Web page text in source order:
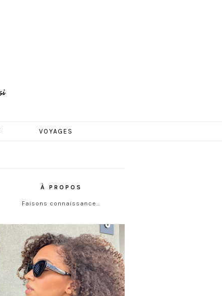
VOYAGES
À PROPOS
Faisons connaissance…